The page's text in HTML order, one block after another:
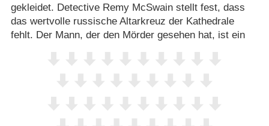
gekleidet. Detective Remy McSwain stellt fest, dass
das wertvolle russische Altarkreuz der Kathedrale
fehlt. Der Mann, der den Mörder gesehen hat, ist ein